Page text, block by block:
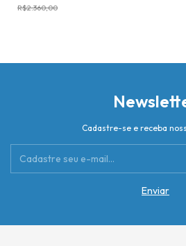
R$2.360,00
Cadastre-se e receba